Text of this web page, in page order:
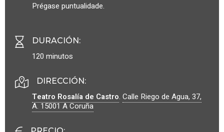
Prégase puntualidade.
DURACIÓN:
120 minutos
DIRECCIÓN:
Teatro Rosalía de Castro. Calle Riego de Agua, 37,
A.15001A Coruña